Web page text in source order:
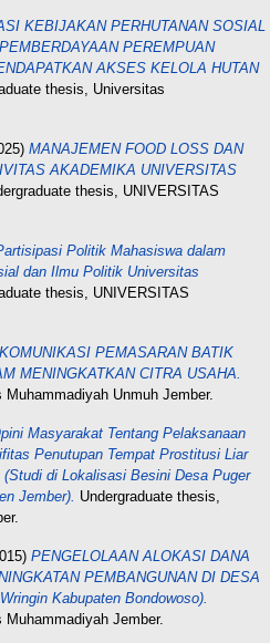
KEBIJAKAN PERHUTANAN SOSIAL
PEREMPUAN
AKSES KELOLA HUTAN
thesis, Universitas
MANAJEMEN FOOD LOSS DAN
AKADEMIKA UNIVERSITAS
thesis, UNIVERSITAS
Politik Mahasiswa dalam
dan Ilmu Politik Universitas
thesis, UNIVERSITAS
PEMASARAN BATIK
MENINGKATKAN CITRA USAHA.
Unmuh Jember.
Masyarakat Tentang Pelaksanaan
Penutupan Tempat Prostitusi Liar
di Lokalisasi Besini Desa Puger
Jember). Undergraduate thesis,
PENGELOLAAN ALOKASI DANA
PEMBANGUNAN DI DESA
Kabupaten Bondowoso).
Jember.